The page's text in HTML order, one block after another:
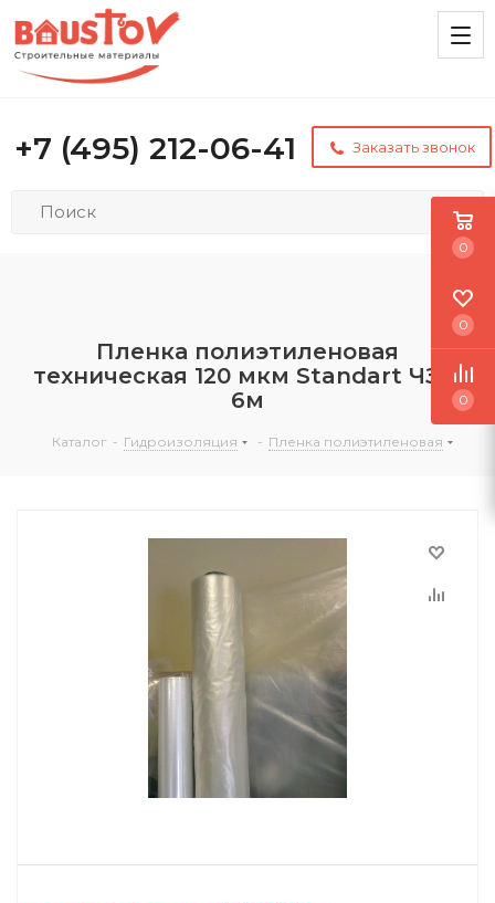
+7 (495) 212-06-41 Заказать звонок
Пленка полиэтиленовая
техническая 120 мкм Standart ЧЗМ
6м
Каталог - Гидроизоляция - Пленка полиэтиленовая
0
0
0